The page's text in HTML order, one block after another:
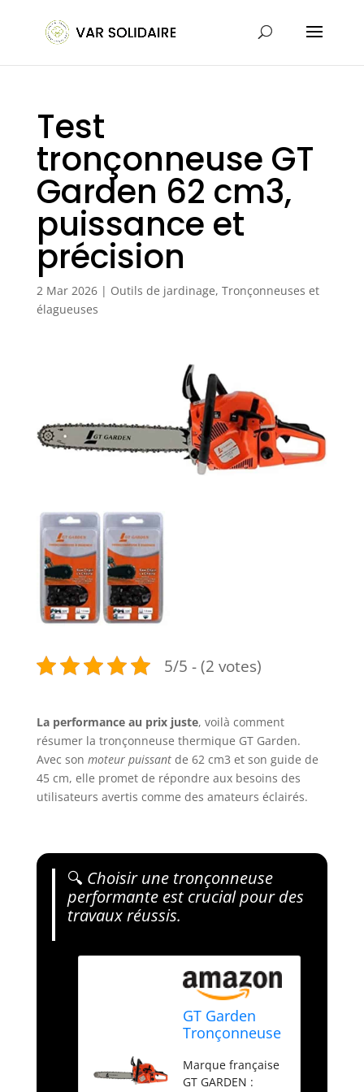
Test
tronçonneuse GT
Garden 62 cm3,
puissance et
précision
2 Mar 2026| Outils de jardinage, Tronçonneuses et
élagueuses
5/5 - (2 votes)
La performance au prix juste, voilà comment
résumer la tronçonneuse thermique GT Garden.
Avec son moteur puissantde 62 cm3 et son guide de
45 cm, elle promet de répondre aux besoins des
utilisateurs avertis comme des amateurs éclairés.
🔍 Choisir une tronçonneuse
performante est crucial pour des
travaux réussis.
GT Garden
Tronçonneuse
cm3, 3.5 CV,
Guide 45 cm,
Marque française
GT GARDEN :